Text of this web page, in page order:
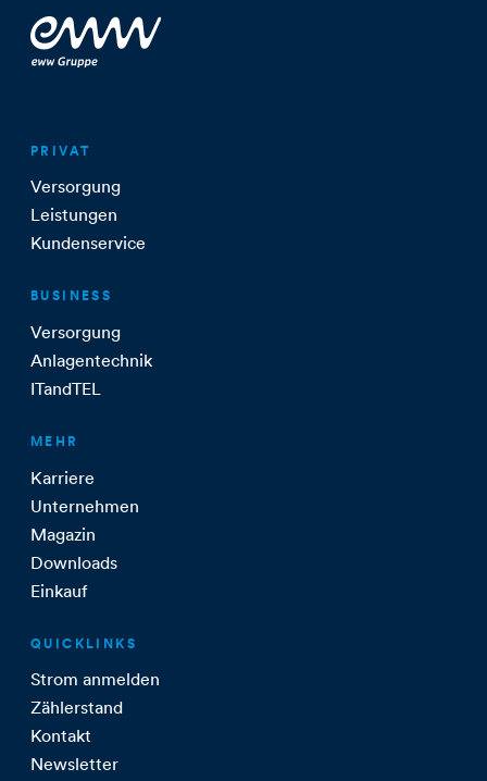
PRIVAT
Versorgung
Leistungen
Kundenservice
BUSINESS
Versorgung
Anlagentechnik
ITandTEL
MEHR
Karriere
Unternehmen
Magazin
Downloads
Einkauf
QUICKLINKS
Strom anmelden
Zählerstand
Kontakt
Newsletter